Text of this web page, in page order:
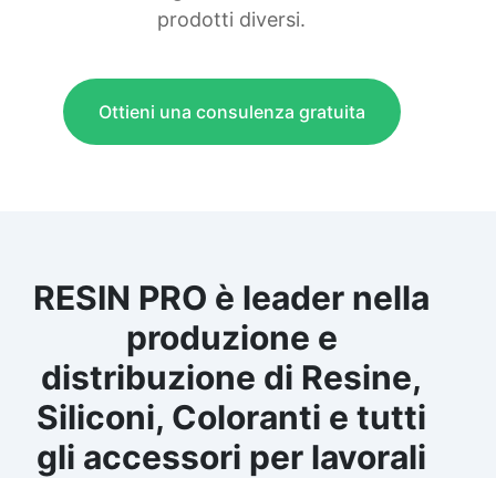
prodotti diversi.
Ottieni una consulenza gratuita
RESIN PRO è leader nella
produzione e
distribuzione di Resine,
Siliconi, Coloranti e tutti
gli accessori per lavorali